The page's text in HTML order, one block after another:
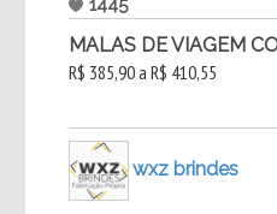
1445
MALAS DE VIAGEM
R$ 385,90 a R$ 410,55
wxz brindes